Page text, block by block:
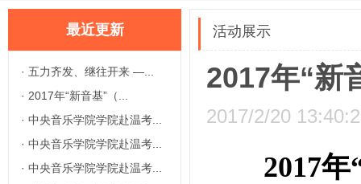
最近更新
· 五力齐发、继往开来 —...
· 2017年“新音基”（...
· 中央音乐学院学院赴温考...
· 中央音乐学院学院赴温考...
· 中央音乐学院学院赴温考...
活动展示
2017年“新
2017/2/20
2017年